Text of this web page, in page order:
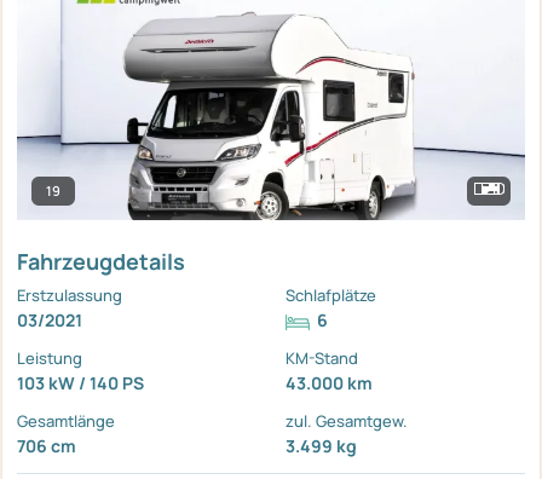
19
Fahrzeugdetails
Erstzulassung
03/2021
Schlafplätze
6
Leistung
103 kW / 140 PS
KM-Stand
43.000 km
Gesamtlänge
706 cm
zul. Gesamtgew.
3.499 kg